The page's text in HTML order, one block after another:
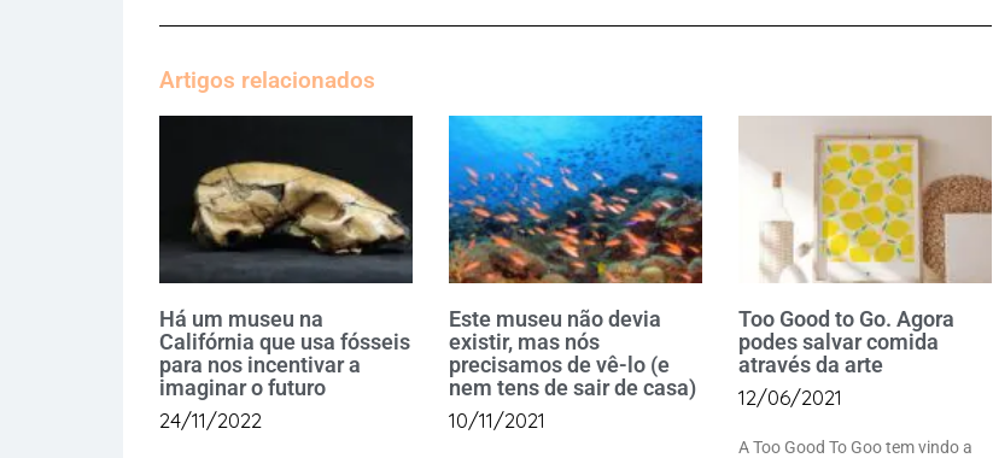
Artigos relacionados
Há um museu na
Califórnia que usa fósseis
para nos incentivar a
imaginar o futuro
24/11/2022
Este museu não devia
existir, mas nós
precisamos de vê-lo (e
nem tens de sair de casa)
10/11/2021
Too Good to Go. Agora
podes salvar comida
através da arte
12/06/2021
A Too Good To Goo tem vindo a